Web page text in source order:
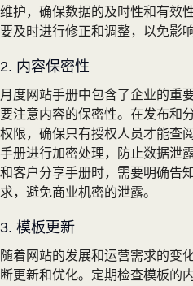
维护，确保数据的及时性和有效
要及时进行修正和调整，以免影
2. 内容保密性
月度网站手册中包含了企业的重
要注意内容的保密性。在发布和
权限，确保只有授权人员才能查
手册进行加密处理，防止数据泄
和客户分享手册时，需要明确告
求，避免商业机密的泄露。
3. 模板更新
随着网站的发展和运营需求的变
断更新和优化。定期检查模板的